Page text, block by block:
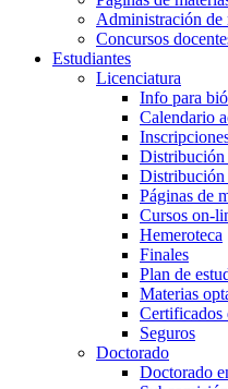
Administración de
Concursos
Estudiantes
Licenciatura
Info para
Calendario
Distribución
Distribución
Páginas de
Cursos on-
Hemeroteca
Finales
Plan de
Materias
Certificados
Seguros
Doctorado
Doctorado